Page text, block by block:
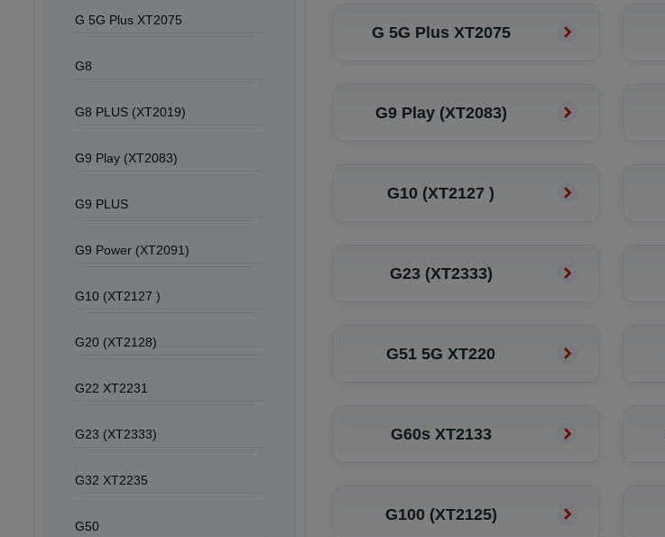
G 5G Plus XT2075
G9 Play (XT2083)
G10 (XT2127 )
G23 (XT2333)
G51 5G XT220
G60s XT2133
G100 (XT2125)
G 5G Plus XT2075
G8
G8 PLUS (XT2019)
G9 Play (XT2083)
G9 PLUS
G9 Power (XT2091)
G10 (XT2127 )
G20 (XT2128)
G22 XT2231
G23 (XT2333)
G32 XT2235
G50